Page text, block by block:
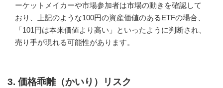
ーケットメイカーや市場参加者は市場の動きを確認して
おり、上記のような100円の資産価値のあるETFの場合、
「101円は本来価値より高い」といったように判断され、
売り手が現れる可能性があります。
3. 価格乖離（かいり）リスク